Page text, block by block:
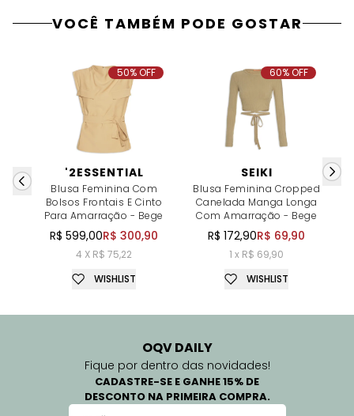
VOCÊ TAMBÉM PODE GOSTAR
'2ESSENTIAL
Blusa Feminina Com
Bolsos Frontais E Cinto
Para Amarração - Bege
R$ 599,00R$ 300,90
4 X R$ 75,22
50% OFF
WISHLIST
SEIKI
Blusa Feminina Cropped
Canelada Manga Longa
Com Amarração - Bege
R$ 172,90R$ 69,90
1 x R$ 69,90
60% OFF
WISHLIST
OQV DAILY
Fique por dentro das novidades!
CADASTRE-SE E GANHE 15% DE
DESCONTO NA PRIMEIRA COMPRA.